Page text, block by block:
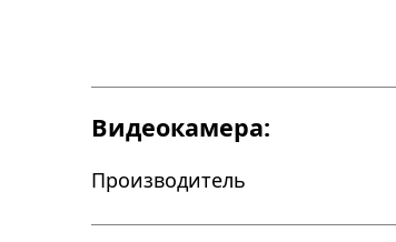
Видеокамера:
Производитель